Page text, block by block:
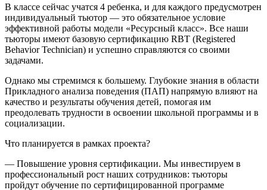
В классе сейчас учатся 4 ребенка, и для каждого предусмотрен
индивидуальный тьютор — это обязательное условие
эффективной работы модели «Ресурсный класс». Все наши
тьюторы имеют базовую сертификацию RBT (Registered
Behavior Technician) и успешно справляются со своими
задачами.
Однако мы стремимся к большему. Глубокие знания в области
Прикладного анализа поведения (ПАП) напрямую влияют на
качество и результаты обучения детей, помогая им
преодолевать трудности в освоении школьной программы и в
социализации.
Что планируется в рамках проекта?
— Повышение уровня сертификации. Мы инвестируем в
профессиональный рост наших сотрудников: тьюторы
пройдут обучение по сертифицированной программе